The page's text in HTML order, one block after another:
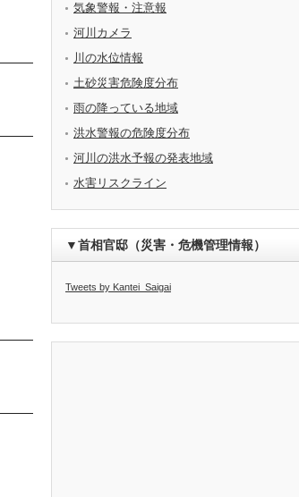
気象警報・注意報
河川カメラ
川の水位情報
土砂災害危険度分布
雨の降っている地域
洪水警報の危険度分布
河川の洪水予報の発表地域
水害リスクライン
▼首相官邸（災害・危機管理情報）
Tweets by Kantei_Saigai